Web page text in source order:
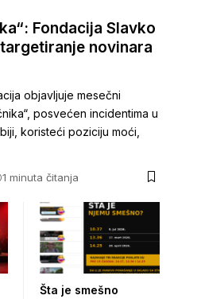
Fondacija Slavko
novinara
objavljuje mesečni
posvećen incidentima u
koristeći poziciju moći,
1 minuta čitanja
Šta je smešno